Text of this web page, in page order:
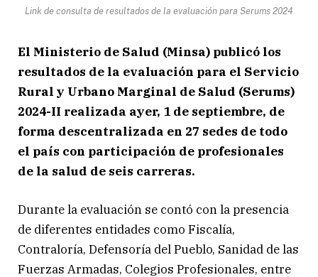
Link de consulta de resultados de la evaluación para Serums 2024
El Ministerio de Salud (Minsa) publicó los
resultados de la evaluación para el Servicio
Rural y Urbano Marginal de Salud (Serums)
2024-II realizada ayer, 1 de septiembre, de
forma descentralizada en 27 sedes de todo
el país con participación de profesionales
de la salud de seis carreras.
Durante la evaluación se contó con la presencia
de diferentes entidades como Fiscalía,
Contraloría, Defensoría del Pueblo, Sanidad de las
Fuerzas Armadas, Colegios Profesionales, entre